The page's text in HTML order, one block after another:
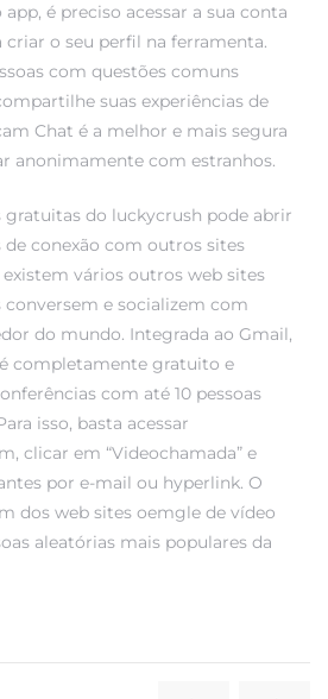
é preciso acessar a sua conta
criar o seu perfil na ferramenta.
com questões comuns
suas experiências de
Chat é a melhor e mais segura
anonimamente com estranhos.
gratuitas do luckycrush pode abrir
de conexão com outros sites
existem vários outros web sites
conversem e socializem com
do mundo. Integrada ao Gmail,
completamente gratuito e
com até 10 pessoas
isso, basta acessar
clicar em “Videochamada” e
por e-mail ou hyperlink. O
dos web sites oemgle de vídeo
aleatórias mais populares da